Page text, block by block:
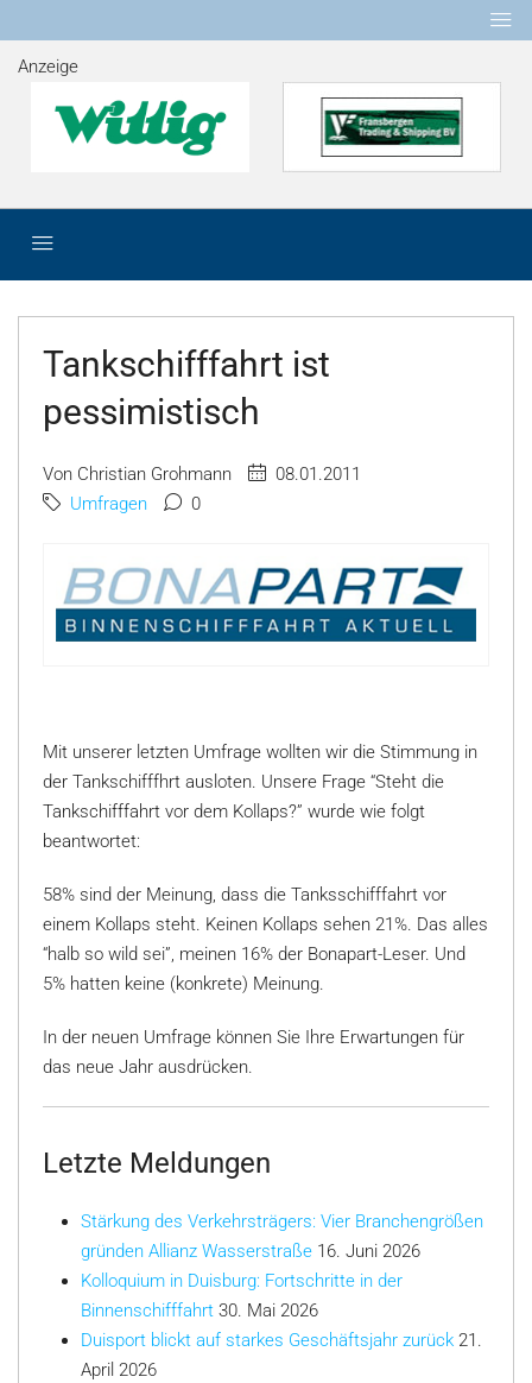
Anzeige
Tankschifffahrt ist
pessimistisch
Von Christian Grohmann
08.01.2011
Umfragen
0
Mit unserer letzten Umfrage wollten wir die Stimmung in
der Tankschifffhrt ausloten. Unsere Frage “Steht die
Tankschifffahrt vor dem Kollaps?” wurde wie folgt
beantwortet:
58% sind der Meinung, dass die Tanksschifffahrt vor
einem Kollaps steht. Keinen Kollaps sehen 21%. Das alles
“halb so wild sei”, meinen 16% der Bonapart-Leser. Und
5% hatten keine (konkrete) Meinung.
In der neuen Umfrage können Sie Ihre Erwartungen für
das neue Jahr ausdrücken.
Letzte Meldungen
Stärkung des Verkehrsträgers: Vier Branchengrößen
gründen Allianz Wasserstraße 16. Juni 2026
Kolloquium in Duisburg: Fortschritte in der
Binnenschifffahrt 30. Mai 2026
Duisport blickt auf starkes Geschäftsjahr zurück 21.
April 2026